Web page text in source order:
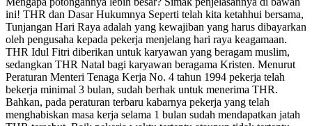
ini! THR dan Dasar Hukumnya Seperti telah kita ketahhui bersama,
Tunjangan Hari Raya adalah yang kewajiban yang harus dibayarkan
oleh pengusaha kepada pekerja menjelang hari raya keagamaan.
THR Idul Fitri diberikan untuk karyawan yang beragam muslim,
sedangkan THR Natal bagi karyawan beragama Kristen. Menurut
Peraturan Menteri Tenaga Kerja No. 4 tahun 1994 pekerja telah
bekerja minimal 3 bulan, sudah berhak untuk menerima THR.
Bahkan, pada peraturan terbaru kabarnya pekerja yang telah
menghabiskan masa kerja selama 1 bulan sudah mendapatkan jatah